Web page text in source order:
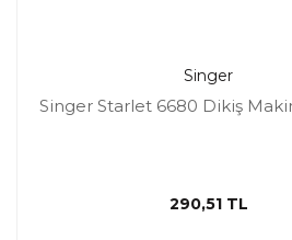
Singer
Singer Starlet 6680 Dikiş
290,51 TL